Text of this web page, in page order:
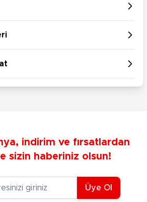
indirim ve fırsatlardan
sizin haberiniz olsun!
E-posta Adresiniz
Üye Ol